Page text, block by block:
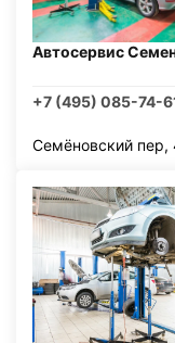
Автосервис
+7 (495) 085-74-
Семёновский пер,